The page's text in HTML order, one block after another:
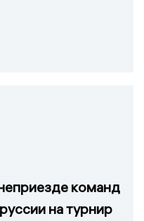
команд
на турнир